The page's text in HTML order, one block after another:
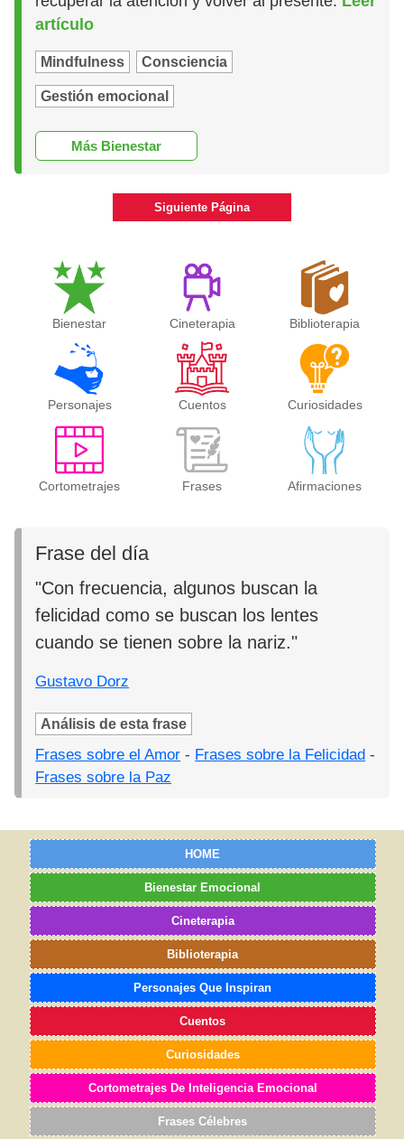
artículo
Mindfulness Consciencia
Gestión emocional
Más Bienestar
Siguiente Página
Bienestar Cineterapia Biblioterapia
Personajes Cuentos Curiosidades
Cortometrajes Frases Afirmaciones
Frase del día
"Con frecuencia, algunos buscan la
felicidad como se buscan los lentes
cuando se tienen sobre la nariz."
Gustavo Dorz
Análisis de esta frase
Frases sobre el Amor - Frases sobre la Felicidad -
Frases sobre la Paz
HOME
Bienestar Emocional
Cineterapia
Biblioterapia
Personajes Que Inspiran
Cuentos
Curiosidades
Cortometrajes De Inteligencia Emocional
Frases Célebres